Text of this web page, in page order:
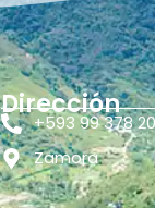
Dirección
+593 99 378
Zamora